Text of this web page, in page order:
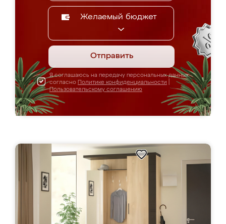
Желаемый бюджет
Отправить
Я соглашаюсь на передачу персональных данных
согласно Политике конфиденциальности
Пользовательскому соглашению